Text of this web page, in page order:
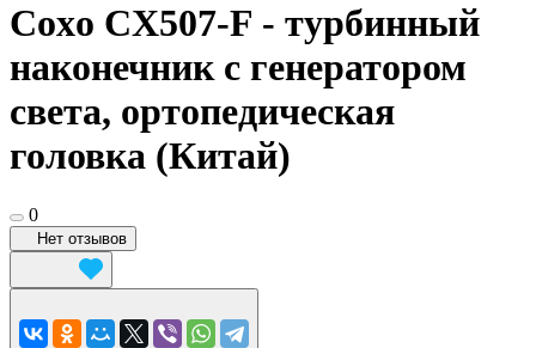
Coxo CX507-F - турбинный
наконечник с генератором
света, ортопедическая
головка (Китай)
0
Нет отзывов